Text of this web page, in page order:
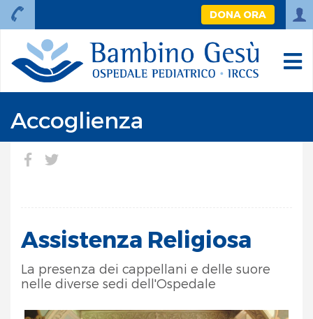
DONA ORA
Accoglienza
Assistenza Religiosa
La presenza dei cappellani e delle suore
nelle diverse sedi dell'Ospedale